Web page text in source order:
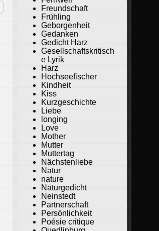
Freundschaft
Frühling
Geborgenheit
Gedanken
Gedicht Harz
Gesellschaftskritisch
e Lyrik
Harz
Hochseefischer
Kindheit
Kiss
Kurzgeschichte
Liebe
longing
Love
Mother
Mutter
Muttertag
Nächstenliebe
Natur
nature
Naturgedicht
Neinstedt
Partnerschaft
Persönlichkeit
Poésie critique